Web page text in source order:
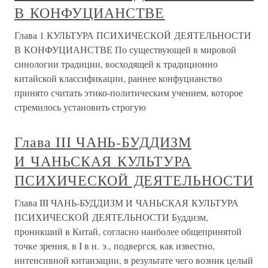
В КОНФУЦИАНСТВЕ
Глава 1 КУЛЬТУРА ПСИХИЧЕСКОЙ ДЕЯТЕЛЬНОСТИ
В КОНФУЦИАНСТВЕ По существующей в мировой
синологии традиции, восходящей к традиционно
китайской классификации, раннее конфуцианство
принято считать этико-политическим учением, которое
стремилось установить строгую
Глава III ЧАНЬ-БУДДИЗМ
И ЧАНЬСКАЯ КУЛЬТУРА
ПСИХИЧЕСКОЙ ДЕЯТЕЛЬНОСТИ
Глава III ЧАНЬ-БУДДИЗМ И ЧАНЬСКАЯ КУЛЬТУРА
ПСИХИЧЕСКОЙ ДЕЯТЕЛЬНОСТИ Буддизм,
проникший в Китай, согласно наиболее общепринятой
точке зрения, в I в н. э., подвергся, как известно,
интенсивной китаизации, в результате чего возник целый